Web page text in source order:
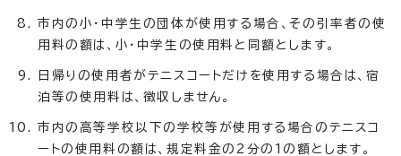
市内の小・中学生の団体が使用する場合、その引率者の使
用料の額は、小・中学生の使用料と同額とします。
日帰りの使用者がテニスコートだけを使用する場合は、宿
泊等の使用料は、徴収しません。
市内の高等学校以下の学校等が使用する場合のテニスコ
ートの使用料の額は、規定料金の2分の1の額とします。